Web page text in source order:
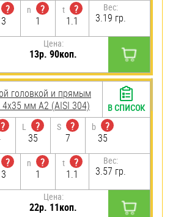
?
3
n
?
1
t
?
1.1
Вес:
3.19 гр.
Цена:
13р. 90коп.
головкой и прямым
мм А2 (AISI 304)
?
L
?
35
S
?
7
b
?
35
?
3
n
?
1
t
?
1.1
Вес:
3.57 гр.
Цена:
22р. 11коп.
В СПИСОК